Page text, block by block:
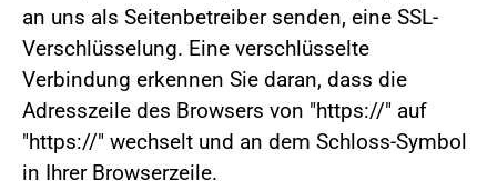
an uns als Seitenbetreiber senden, eine SSL-
Verschlüsselung. Eine verschlüsselte
Verbindung erkennen Sie daran, dass die
Adresszeile des Browsers von "https://" auf
"https://" wechselt und an dem Schloss-Symbol
in Ihrer Browserzeile.